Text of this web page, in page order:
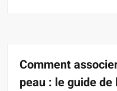
Comment
peau : le guide de